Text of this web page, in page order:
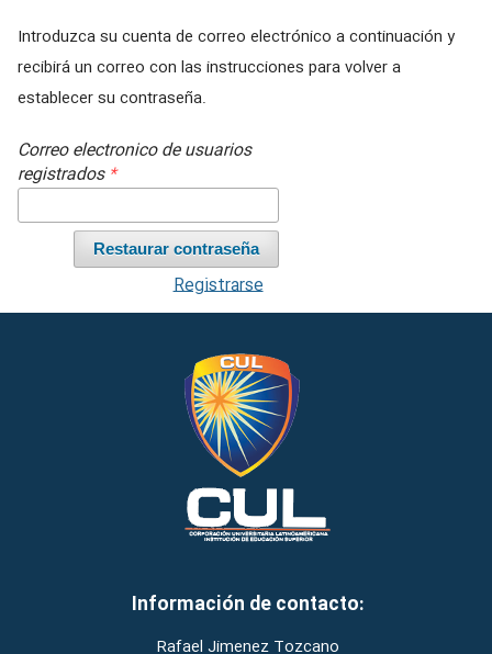
Introduzca su cuenta de correo electrónico a continuación y
recibirá un correo con las instrucciones para volver a
establecer su contraseña.
Correo electronico de usuarios
registrados *
Restaurar contraseña
Registrarse
Información de contacto:
Rafael Jimenez Tozcano